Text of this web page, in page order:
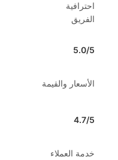
احترافية
الفريق
5.0/5
الأسعار والقيمة
4.7/5
خدمة العملاء